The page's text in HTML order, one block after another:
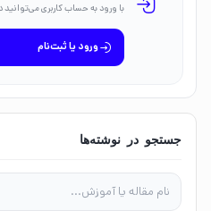
با ورود به حساب کاربری
ورود یا ثبت‌نام
جستجو در نوشته‌ها